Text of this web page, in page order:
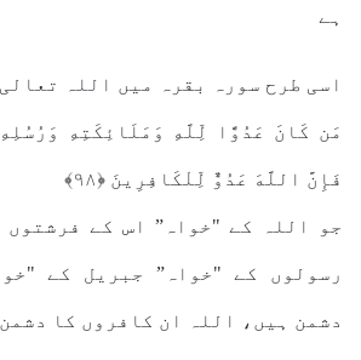
ہے
اسی طرح سورہ بقرہ میں اللہ
مَن كَانَ عَدُوًّا لِّلَّهِ وَمَلَائِكَتِهِ
فَإِنَّ اللَّهَ عَدُوٌّ لِّلْكَافِرِينَ ﴿۹۸﴾
جو اللہ کے "خواہ” اس کے فرشتوں
رسولوں کے "خواہ” جبریل کے
دشمن ہیں، اللہ ان کافروں کا دشمن ہے